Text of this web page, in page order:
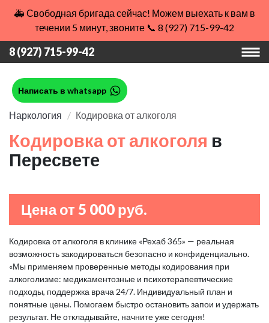
🚑 Свободная бригада сейчас! Можем выехать к вам в
течении 5 минут, звоните 📞 8 (927) 715-99-42
8 (927) 715-99-42
Написать в whatsapp
Наркология Кодировка от алкоголя
Кодировка от алкоголя в
Пересвете
Цена от 5 000 руб.
Кодировка от алкоголя в клинике «Рехаб 365» — реальная
возможность закодироваться безопасно и конфиденциально.
«Мы применяем проверенные методы кодирования при
алкоголизме: медикаментозные и психотерапевтические
подходы, поддержка врача 24/7. Индивидуальный план и
понятные цены. Помогаем быстро остановить запои и удержать
результат. Не откладывайте, начните уже сегодня!